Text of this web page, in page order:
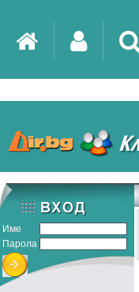
Име
Парола